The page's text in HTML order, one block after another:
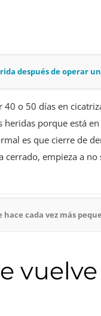
después de operar
o 50 días en
heridas porque está
es que cierre de
cerrado, empieza a
hace cada vez más